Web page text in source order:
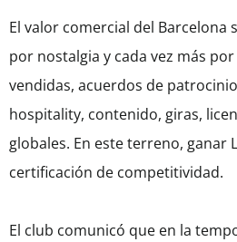
El valor comercial del Barcelona
por nostalgia y cada vez más
vendidas, acuerdos de
hospitality, contenido, giras,
globales. En este terreno, ganar
certificación de competitividad.
El club comunicó que en la